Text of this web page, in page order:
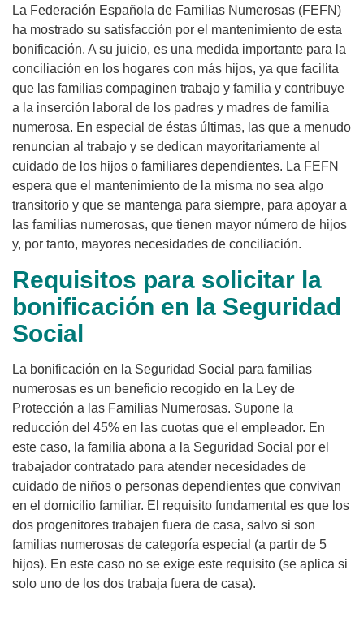
La Federación Española de Familias Numerosas (FEFN)
ha mostrado su satisfacción por el mantenimiento de esta
bonificación. A su juicio, es una medida importante para la
conciliación en los hogares con más hijos, ya que facilita
que las familias compaginen trabajo y familia y contribuye
a la inserción laboral de los padres y madres de familia
numerosa. En especial de éstas últimas, las que a menudo
renuncian al trabajo y se dedican mayoritariamente al
cuidado de los hijos o familiares dependientes. La FEFN
espera que el mantenimiento de la misma no sea algo
transitorio y que se mantenga para siempre, para apoyar a
las familias numerosas, que tienen mayor número de hijos
y, por tanto, mayores necesidades de conciliación.
Requisitos para solicitar la
bonificación en la Seguridad
Social
La bonificación en la Seguridad Social para familias
numerosas es un beneficio recogido en la Ley de
Protección a las Familias Numerosas. Supone la
reducción del 45% en las cuotas que el empleador. En
este caso, la familia abona a la Seguridad Social por el
trabajador contratado para atender necesidades de
cuidado de niños o personas dependientes que convivan
en el domicilio familiar. El requisito fundamental es que los
dos progenitores trabajen fuera de casa, salvo si son
familias numerosas de categoría especial (a partir de 5
hijos). En este caso no se exige este requisito (se aplica si
solo uno de los dos trabaja fuera de casa).